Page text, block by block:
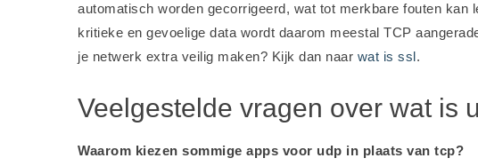
automatisch worden gecorrigeerd, wat tot merkbare fouten kan
kritieke en gevoelige data wordt daarom meestal TCP
je netwerk extra veilig maken? Kijk dan naar wat is ssl.
Veelgestelde vragen over wat is
Waarom kiezen sommige apps voor udp in plaats van tcp?